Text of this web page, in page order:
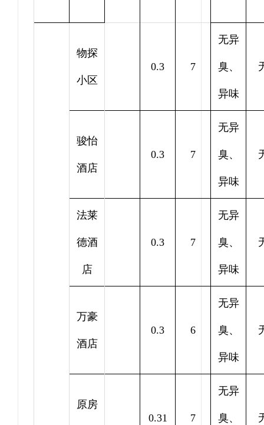
物探
小区
0.3 7
无异
臭、
异味
骏怡
酒店
0.3 7
无异
臭、
异味
法莱
德酒
店
0.3 7
无异
臭、
异味
万豪
酒店
0.3 6
无异
臭、
异味
原房
0.31 7
无异
臭、